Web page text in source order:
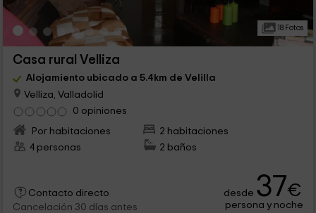
18 Fotos
Casa rural Velliza
Alojamiento ubicado a 5.4km de Velilla
Velliza, Valladolid
0 opiniones
Por habitaciones
2 habitaciones
4 personas
2 baños
Contacto directo
Cancelación 30 días antes
desde 37€
persona y noche